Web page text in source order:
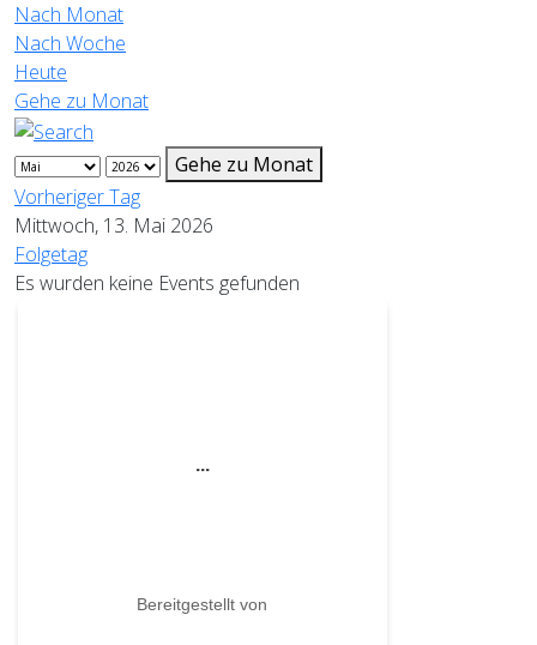
Nach Monat
Nach Woche
Heute
Gehe zu Monat
Gehe zu Monat
Vorheriger Tag
Mittwoch, 13. Mai 2026
Folgetag
Es wurden keine Events gefunden